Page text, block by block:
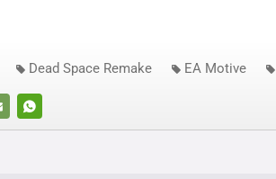
WHATSAPP
Dead Space Remake EA Motive